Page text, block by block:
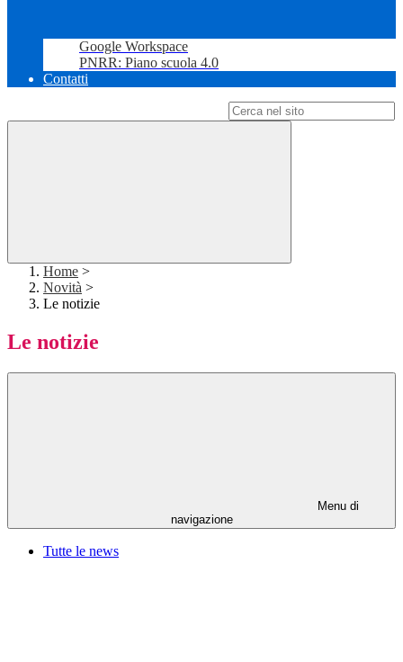
Google Workspace
PNRR: Piano scuola 4.0
Contatti
Home >
Novità >
Le notizie
Le notizie
Menu di
navigazione
Tutte le news